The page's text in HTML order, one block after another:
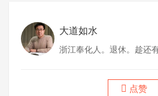
大道如水
浙江奉化人。退休。趁还
点赞